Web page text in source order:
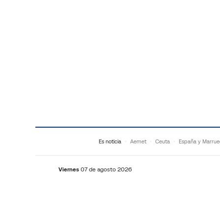
Es noticia Aemet Ceuta España y
Viernes 07 de agosto 2026